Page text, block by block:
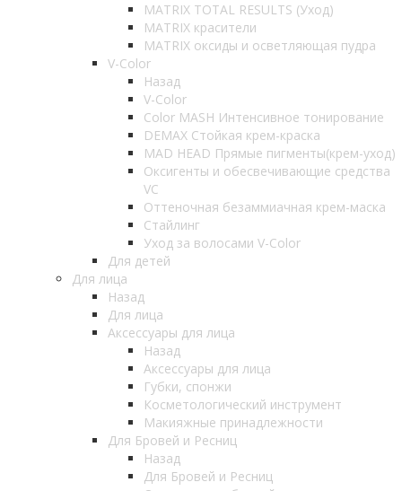
MATRIX TOTAL RESULTS (Уход)
MATRIX красители
MATRIX оксиды и осветляющая пудра
V-Color
Назад
V-Color
Color MASH Интенсивное тонирование
DEMAX Стойкая крем-краска
MAD HEAD Прямые пигменты(крем-уход)
Оксигенты и обесвечивающие средства
VC
Оттеночная безаммиачная крем-маска
Стайлинг
Уход за волосами V-Color
Для детей
Для лица
Назад
Для лица
Аксессуары для лица
Назад
Аксессуары для лица
Губки, спонжи
Косметологический инструмент
Макияжные принадлежности
Для Бровей и Ресниц
Назад
Для Бровей и Ресниц